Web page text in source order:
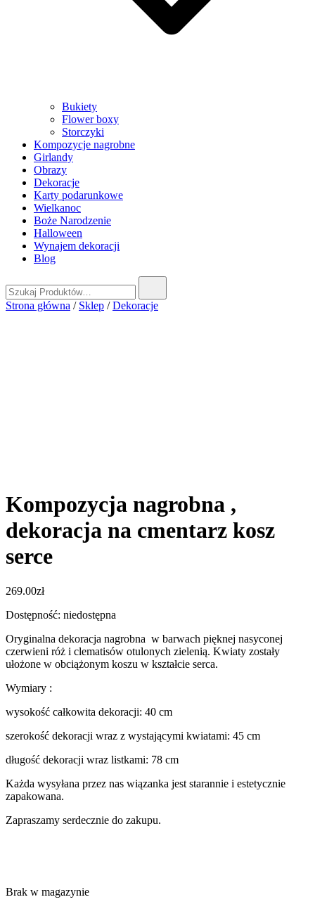
Bukiety
Flower boxy
Storczyki
Kompozycje nagrobne
Girlandy
Obrazy
Dekoracje
Karty podarunkowe
Wielkanoc
Boże Narodzenie
Halloween
Wynajem dekoracji
Blog
Strona główna / Sklep /Dekoracje
Kompozycja nagrobna ,
dekoracja na cmentarz kosz
serce
269.00zł
Dostępność: niedostępna
Oryginalna dekoracja nagrobna w barwach pięknej nasyconej
czerwieni róż i clematisów otulonych zielenią. Kwiaty zostały
ułożone w obciążonym koszu w kształcie serca.
Wymiary :
wysokość całkowita dekoracji: 40 cm
szerokość dekoracji wraz z wystającymi kwiatami: 45 cm
długość dekoracji wraz listkami: 78 cm
Każda wysyłana przez nas wiązanka jest starannie i estetycznie
zapakowana.
Zapraszamy serdecznie do zakupu.
Brak w magazynie